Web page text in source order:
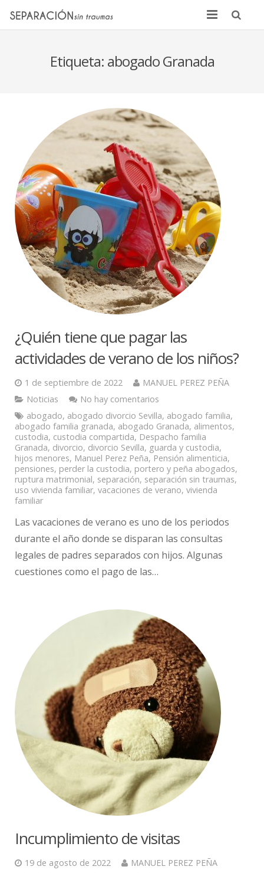
Quienes somos
Contacto
Etiqueta: abogado Granada
¿Quién tiene que pagar las
actividades de verano de los niños?
1 de septiembre de 2022
MANUEL PEREZ PEÑA
Noticias
No hay comentarios
abogado, abogado divorcio Sevilla, abogado familia,
abogado familia granada, abogado Granada, alimentos,
custodia, custodia compartida, Despacho familia
Granada, divorcio, divorcio Sevilla, guarda y custodia,
hijos menores, Manuel Perez Peña, Pensión alimenticia,
pensiones, perder la custodia, portero y peña abogados,
ruptura matrimonial, separación, separación sin traumas,
uso vivienda familiar, vacaciones de verano, vivienda
familiar
Las vacaciones de verano es uno de los periodos
durante el año donde se disparan las consultas
legales de padres separados con hijos. Algunas
cuestiones como el pago de las…
Incumplimiento de visitas
19 de agosto de 2022
MANUEL PEREZ PEÑA